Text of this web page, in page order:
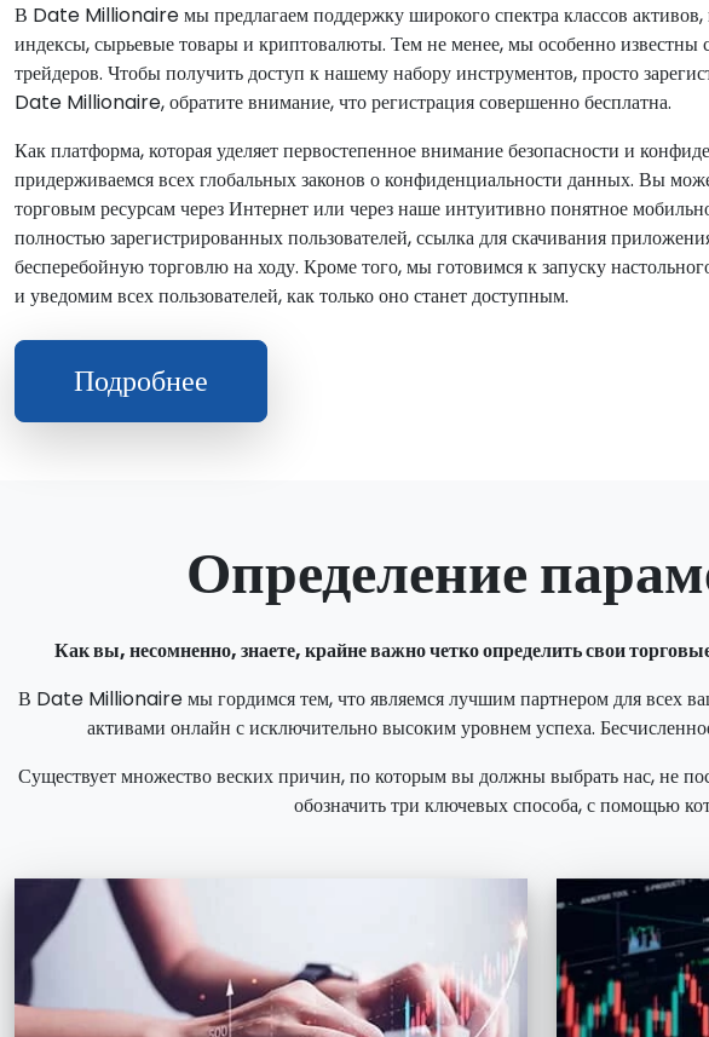
В Date Millionaire мы предлагаем поддержку широкого спектра классов
индексы, сырьевые товары и криптовалюты. Тем не менее, мы особенно известны
трейдеров. Чтобы получить доступ к нашему набору инструментов, просто
Date Millionaire, обратите внимание, что регистрация совершенно бесплатна.
Как платформа, которая уделяет первостепенное внимание безопасности и
придерживаемся всех глобальных законов о конфиденциальности данных. Вы
торговым ресурсам через Интернет или через наше интуитивно понятное
полностью зарегистрированных пользователей, ссылка для скачивания
бесперебойную торговлю на ходу. Кроме того, мы готовимся к запуску
и уведомим всех пользователей, как только оно станет доступным.
Подробнее
Определение
Как вы, несомненно, знаете, крайне важно четко определить свои
В Date Millionaire мы гордимся тем, что являемся лучшим партнером для всех
активами онлайн с исключительно высоким уровнем успеха.
Существует множество веских причин, по которым вы должны выбрать нас, не
обозначить три ключевых способа, с помощью